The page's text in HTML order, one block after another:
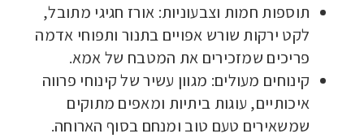
תוספות חמות וצבעוניות: אורז חגיגי מתובל,
לקט ירקות שורש אפויים בתנור ותפוחי אדמה
פריכים שמזכירים את המטבח של אמא.
קינוחים מעולים: מגוון עשיר של קינוחי פרווה
איכותיים, עוגות ביתיות ומאפים מתוקים
שמשאירים טעם טוב ומנחם בסוף הארוחה.